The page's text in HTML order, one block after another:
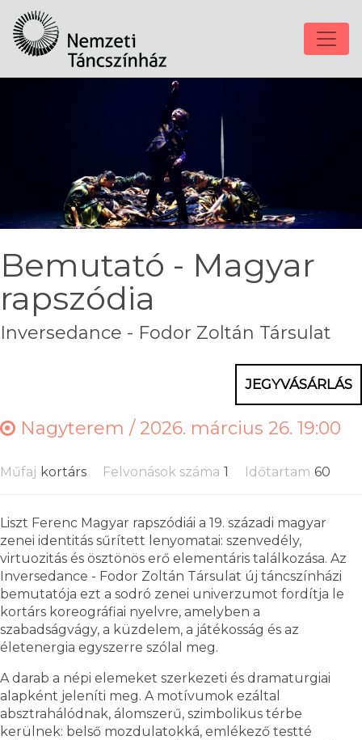
Bemutató - Magyar
rapszódia
Inversedance - Fodor Zoltán Társulat
JEGYVÁSÁRLÁS
Nagyterem /2026. március 26. 19:00
Műfaj kortárs Felvonások száma 1 Időtartam 60
Liszt Ferenc Magyar rapszódiái a 19. századi magyar
zenei identitás sűrített lenyomatai: szenvedély,
virtuozitás és ösztönös erő elementáris találkozása. Az
Inversedance - Fodor Zoltán Társulat új táncszínházi
bemutatója ezt a sodró zenei univerzumot fordítja le
kortárs koreográfiai nyelvre, amelyben a
szabadságvágy, a küzdelem, a játékosság és az
életenergia egyszerre szólal meg.
A darab a népi elemeket szerkezeti és dramaturgiai
alapként jeleníti meg. A motívumok ezáltal
absztrahálódnak, álomszerű, szimbolikus térbe
kerülnek: belső mozdulatokká, emlékező testté